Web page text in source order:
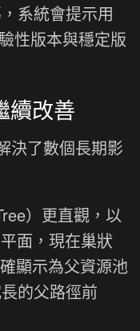
系統會提示用
性版本與穩定版
續改善
決了數個長期影
）更直觀，以
面，現在巢狀
顯示為父資源池
的父路徑前